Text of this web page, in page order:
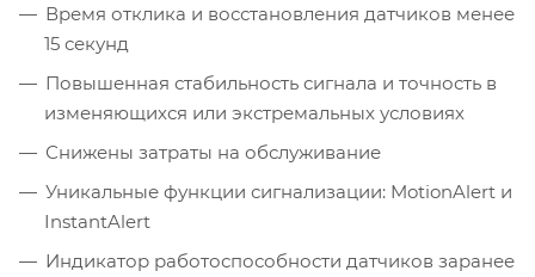
Время отклика и восстановления датчиков менее
15 секунд
Повышенная стабильность сигнала и точность в
изменяющихся или экстремальных условиях
Снижены затраты на обслуживание
Уникальные функции сигнализации: MotionAlert и
InstantAlert
Индикатор работоспособности датчиков заранее